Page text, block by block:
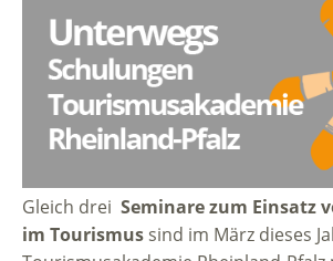
Gleich drei Seminare zum Einsatz
im Tourismus sind im März dieses